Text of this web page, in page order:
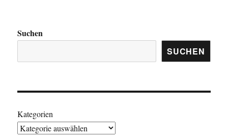
Suchen
SUCHEN
Kategorien